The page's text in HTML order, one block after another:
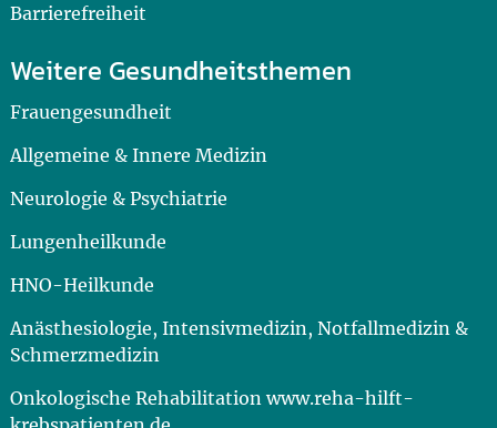
Barrierefreiheit
Weitere Gesundheitsthemen
Frauengesundheit
Allgemeine & Innere Medizin
Neurologie & Psychiatrie
Lungenheilkunde
HNO-Heilkunde
Anästhesiologie, Intensivmedizin, Notfallmedizin &
Schmerzmedizin
Onkologische Rehabilitation www.reha-hilft-